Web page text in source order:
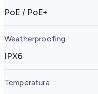
PoE / PoE+
Weatherproofing
IPX6
Temperatura